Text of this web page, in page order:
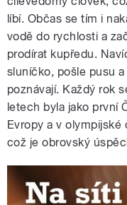
líbí. Občas se tím i
vodě do rychlosti a
prodírat kupředu.
sluníčko, pošle pusu
poznávají. Každý rok
letech byla jako první
Evropy a v olympijské
což je obrovský